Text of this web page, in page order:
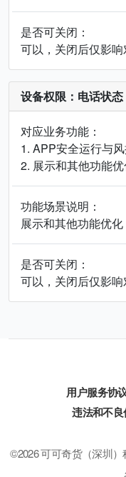
是否可关闭：
可以，关闭后仅影
设备权限：电话状态
对应业务功能：
1. APP安全运行与
2. 展示和其他功能
功能场景说明：
展示和其他功能优化
是否可关闭：
可以，关闭后仅影
用户服务协
违法和不
©2026 可可奇货（深圳）